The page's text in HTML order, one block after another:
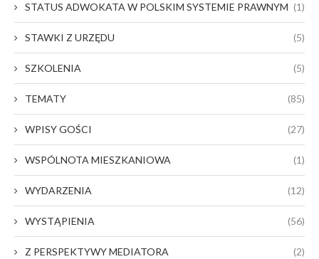
STATUS ADWOKATA W POLSKIM SYSTEMIE PRAWNYM (1)
STAWKI Z URZĘDU (5)
SZKOLENIA (5)
TEMATY (85)
WPISY GOŚCI (27)
WSPÓLNOTA MIESZKANIOWA (1)
WYDARZENIA (12)
WYSTĄPIENIA (56)
Z PERSPEKTYWY MEDIATORA (2)